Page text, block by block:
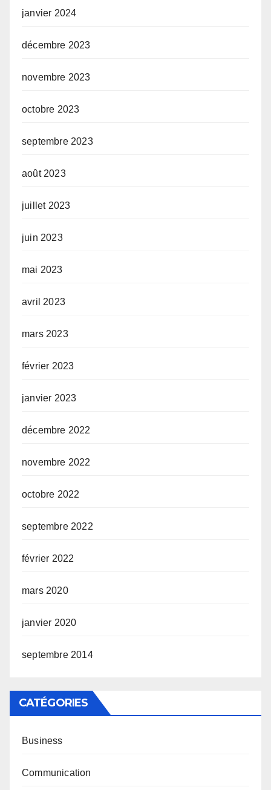
janvier 2024
décembre 2023
novembre 2023
octobre 2023
septembre 2023
août 2023
juillet 2023
juin 2023
mai 2023
avril 2023
mars 2023
février 2023
janvier 2023
décembre 2022
novembre 2022
octobre 2022
septembre 2022
février 2022
mars 2020
janvier 2020
septembre 2014
CATÉGORIES
Business
Communication